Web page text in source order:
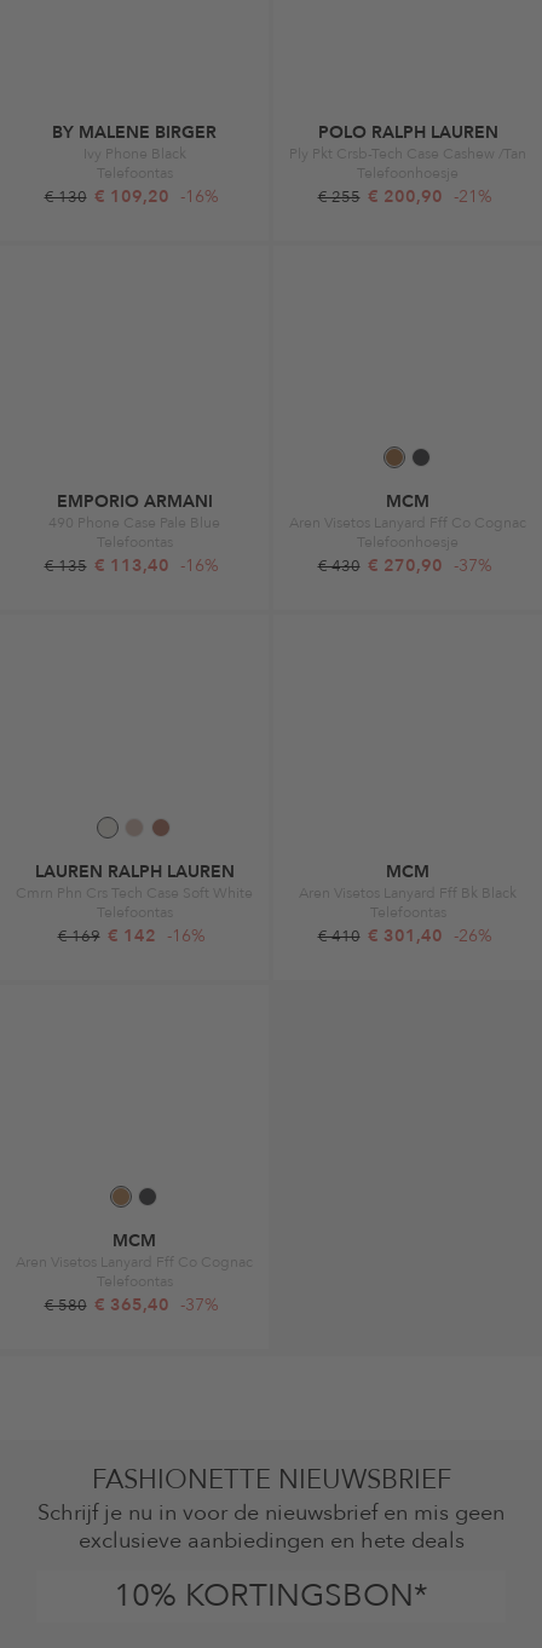
BY MALENE BIRGER
Ivy Phone Black
Telefoontas
€ 130 € 109,20 -16%
POLO RALPH LAUREN
Ply Pkt Crsb-Tech Case Cashew /Tan
Telefoonhoesje
€ 255 € 200,90 -21%
EMPORIO ARMANI
490 Phone Case Pale Blue
Telefoontas
€ 135 € 113,40 -16%
MCM
Aren Visetos Lanyard Fff Co Cognac
Telefoonhoesje
€ 430 € 270,90 -37%
LAUREN RALPH LAUREN
Cmrn Phn Crs Tech Case Soft White
Telefoontas
€ 169 € 142 -16%
MCM
Aren Visetos Lanyard Fff Bk Black
Telefoontas
€ 410 € 301,40 -26%
MCM
Aren Visetos Lanyard Fff Co Cognac
Telefoontas
€ 580 € 365,40 -37%
FASHIONETTE NIEUWSBRIEF
Schrijf je nu in voor de nieuwsbrief en mis geen
exclusieve aanbiedingen en hete deals
10% KORTINGSBON*